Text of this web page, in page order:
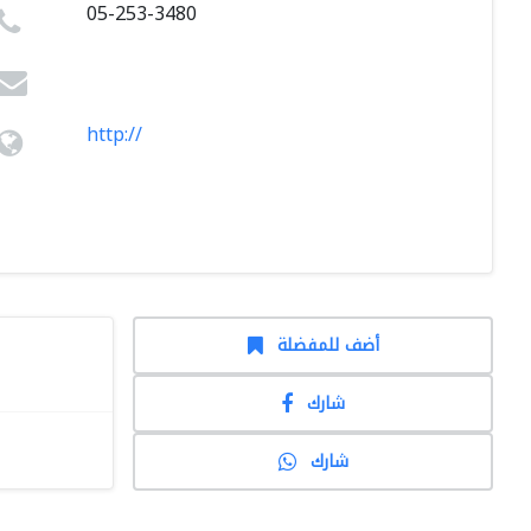
05-253-3480
http://
أضف للمفضلة
شارك
شارك